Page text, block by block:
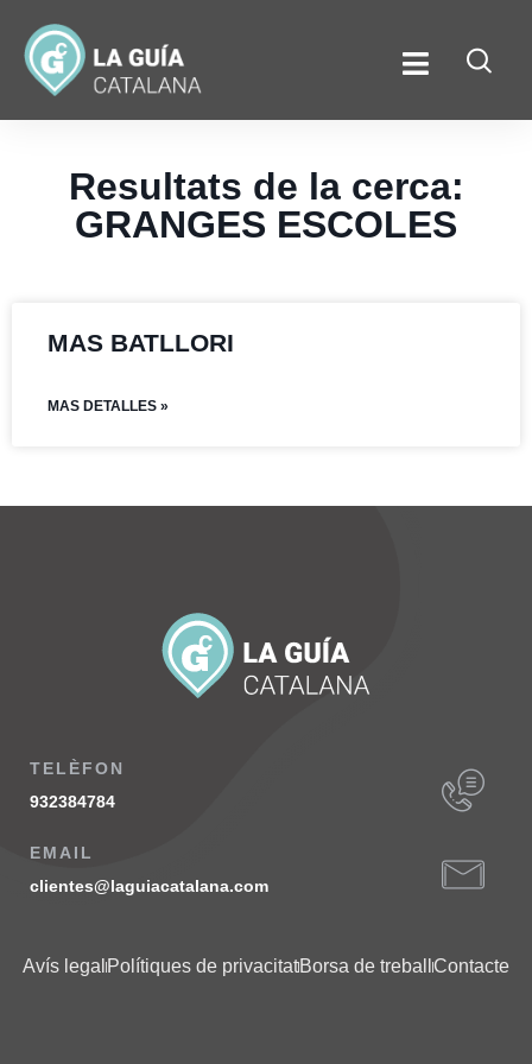
Resultats de la cerca:
GRANGES ESCOLES
MAS BATLLORI
MAS DETALLES »
TELÈFON
932384784
EMAIL
clientes@laguiacatalana.com
Avís legal Polítiques de privacitatBorsa de treball Contacte